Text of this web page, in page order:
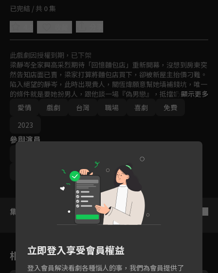
已完結 / 共 0 集
此戲劇因授權到期，已下架
梁靜岑全家興高采烈期待「回憶麵包店」重新開幕，沒想到房東突
然告知店面已賣，梁家打算將麵包店買下，卻被新屋主抬價刁難。
陷入絕望的靜岑，此時出現貴人，關恆煒願意幫她填補錢坑，唯一
的條件就是要她扮男人，跟他談一場『偽男戀』，抵擋奶奶的逼
婚。為了買回麵包店，靜岑簽下了這個奇葩合約，只是她沒想到，
這一切都是關恆煒的精心佈局！
顯示更多
愛情
戲劇 台灣 職場 喜劇
免費
2023
參與演員
姚以緹
沈孟生 顏嘉樂 鮑正芳
集數列表
相關花絮
立即登入享受會員權益
登入會員解決看劇各種惱人的事，我們為會員提供了